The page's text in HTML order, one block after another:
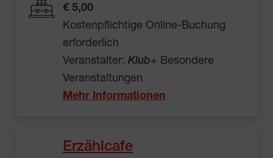
€ 5,00
Kostenpflichtige Online-Buchung
erforderlich
Veranstalter: Klub+ Besondere
Veranstaltungen
Mehr Informationen
Erzählcafe